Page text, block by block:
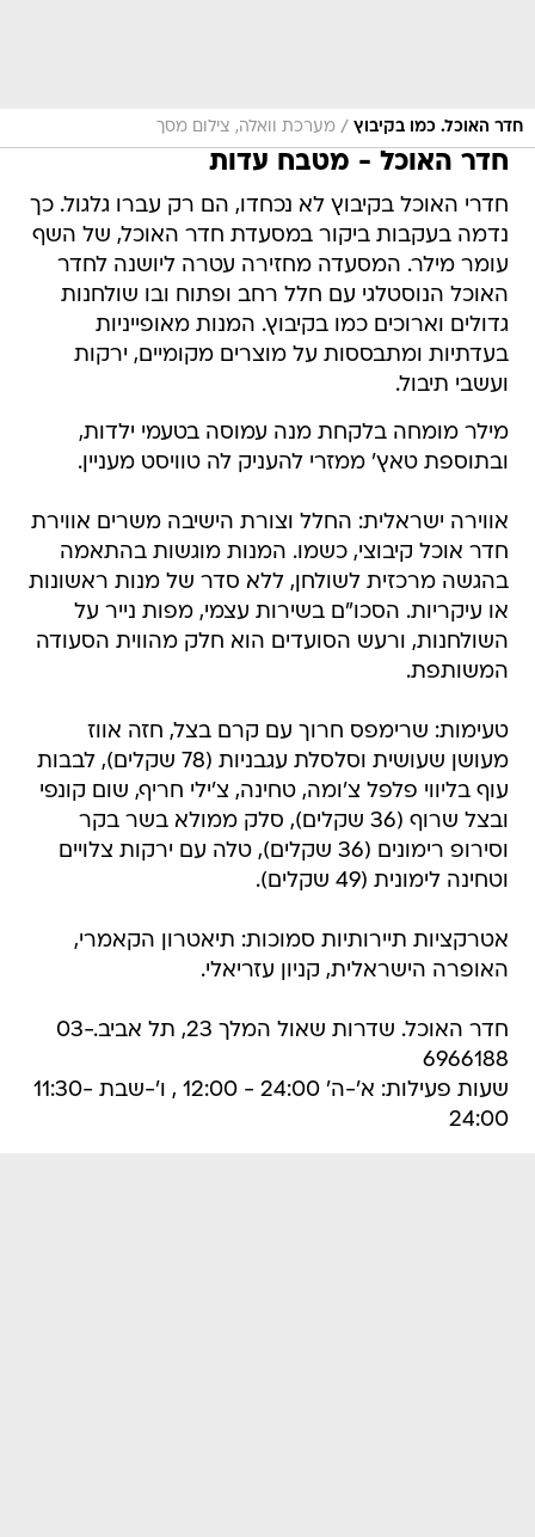
חדר האוכל. כמו בקיבוץ / מערכת וואלה, צילום מסך
חדר האוכל - מטבח עדות
חדרי האוכל בקיבוץ לא נכחדו, הם רק עברו גלגול. כך
נדמה בעקבות ביקור במסעדת חדר האוכל, של השף
עומר מילר. המסעדה מחזירה עטרה ליושנה לחדר
האוכל הנוסטלגי עם חלל רחב ופתוח ובו שולחנות
גדולים וארוכים כמו בקיבוץ. המנות מאופייניות
בעדתיות ומתבססות על מוצרים מקומיים, ירקות
ועשבי תיבול.
מילר מומחה בלקחת מנה עמוסה בטעמי ילדות,
ובתוספת טאץ' ממזרי להעניק לה טוויסט מעניין.
אווירה ישראלית: החלל וצורת הישיבה משרים אווירת
חדר אוכל קיבוצי, כשמו. המנות מוגשות בהתאמה
בהגשה מרכזית לשולחן, ללא סדר של מנות ראשונות
או עיקריות. הסכו"ם בשירות עצמי, מפות נייר על
השולחנות, ורעש הסועדים הוא חלק מהווית הסעודה
המשותפת.
טעימות: שרימפס חרוך עם קרם בצל, חזה אווז
מעושן שעושית וסלסלת עגבניות (78 שקלים), לבבות
עוף בליווי פלפל צ'ומה, טחינה, צ'ילי חריף, שום קונפי
ובצל שרוף (36 שקלים), סלק ממולא בשר בקר
וסירופ רימונים (36 שקלים), טלה עם ירקות צלויים
וטחינה לימונית (49 שקלים).
אטרקציות תיירותיות סמוכות: תיאטרון הקאמרי,
האופרה הישראלית, קניון עזריאלי.
חדר האוכל. שדרות שאול המלך 23, תל אביב.03-
6966188
שעות פעילות: א'-ה' 24:00 - 12:00 , ו'-שבת 11:30-
24:00